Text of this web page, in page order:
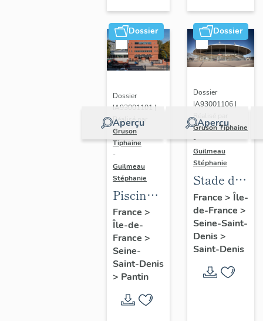
Dossier
Aperçu
Dossier
IA93001101 |
Réalisé par
Gruson
Tiphaine
-
Guilmeau
Stéphanie
Piscine
Leclerc,
actuellement
piscine
Alice-
Milliat
France >
Île-de-
France >
Seine-
Saint-Denis
> Pantin
Dossier
Aperçu
Dossier
IA93001106 |
Réalisé par
Gruson Tiphaine
-
Guilmeau
Stéphanie
Stade de
France
France > Île-
de-France >
Seine-Saint-
Denis>
Saint-Denis